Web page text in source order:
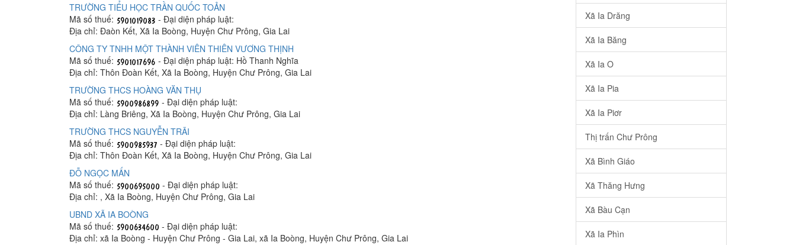
TRƯỜNG TIỂU HỌC TRẦN QUỐC TOẢN
Mã số thuế:
- Đại diện pháp luật:
Địa chỉ: Đaòn Kết, Xã Ia Boòng, Huyện Chư Prông, Gia Lai
CÔNG TY TNHH MỘT THÀNH VIÊN THIÊN VƯƠNG THỊNH
Mã số thuế:
- Đại diện pháp luật: Hồ Thanh Nghĩa
Địa chỉ: Thôn Đoàn Kết, Xã Ia Boòng, Huyện Chư Prông, Gia Lai
TRƯỜNG THCS HOÀNG VĂN THỤ
Mã số thuế:
- Đại diện pháp luật:
Địa chỉ: Làng Briêng, Xã Ia Boòng, Huyện Chư Prông, Gia Lai
TRƯỜNG THCS NGUYỄN TRÃI
Mã số thuế:
- Đại diện pháp luật:
Địa chỉ: Thôn Đoàn Kết, Xã Ia Boòng, Huyện Chư Prông, Gia Lai
ĐỖ NGỌC MẤN
Mã số thuế:
- Đại diện pháp luật:
Địa chỉ: , Xã Ia Boòng, Huyện Chư Prông, Gia Lai
UBND XÃ IA BOÒNG
Mã số thuế:
- Đại diện pháp luật:
Địa chỉ: xã Ia Boòng - Huyện Chư Prông - Gia Lai, xã Ia Boòng, Huyện Chư Prông, Gia Lai
Xã Ia Drăng
Xã Ia Băng
Xã Ia O
Xã Ia Pia
Xã Ia Piơr
Thị trấn Chư Prông
Xã Bình Giáo
Xã Thăng Hưng
Xã Bàu Cạn
Xã Ia Phìn